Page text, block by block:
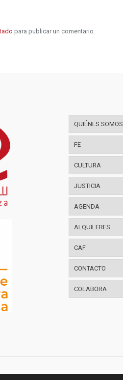
para publicar un comentario.
QUIÉNES SOMOS
FE
CULTURA
JUSTICIA
AGENDA
ALQUILERES
CAF
CONTACTO
COLABORA